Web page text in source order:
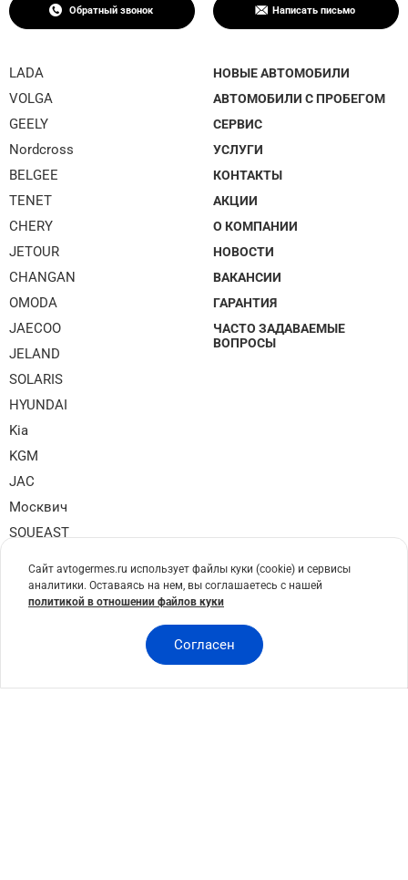
Обратный звонок Написать письмо
LADA
VOLGA
GEELY
Nordcross
BELGEE
TENET
CHERY
JETOUR
CHANGAN
OMODA
JAECOO
JELAND
SOLARIS
HYUNDAI
Kia
KGM
JAC
Москвич
SOUEAST
DEEPAL
Volkswagen
НОВЫЕ АВТОМОБИЛИ
АВТОМОБИЛИ С ПРОБЕГОМ
СЕРВИС
УСЛУГИ
КОНТАКТЫ
АКЦИИ
О КОМПАНИИ
НОВОСТИ
ВАКАНСИИ
ГАРАНТИЯ
ЧАСТО ЗАДАВАЕМЫЕ
ВОПРОСЫ
ООО "АвтоГЕРМЕС"Все права защищены
Сайт avtogermes.ru использует файлы куки (cookie) и сервисы
аналитики. Оставаясь на нем, вы соглашаетесь с нашей
политикой в отношении файлов куки
Согласен